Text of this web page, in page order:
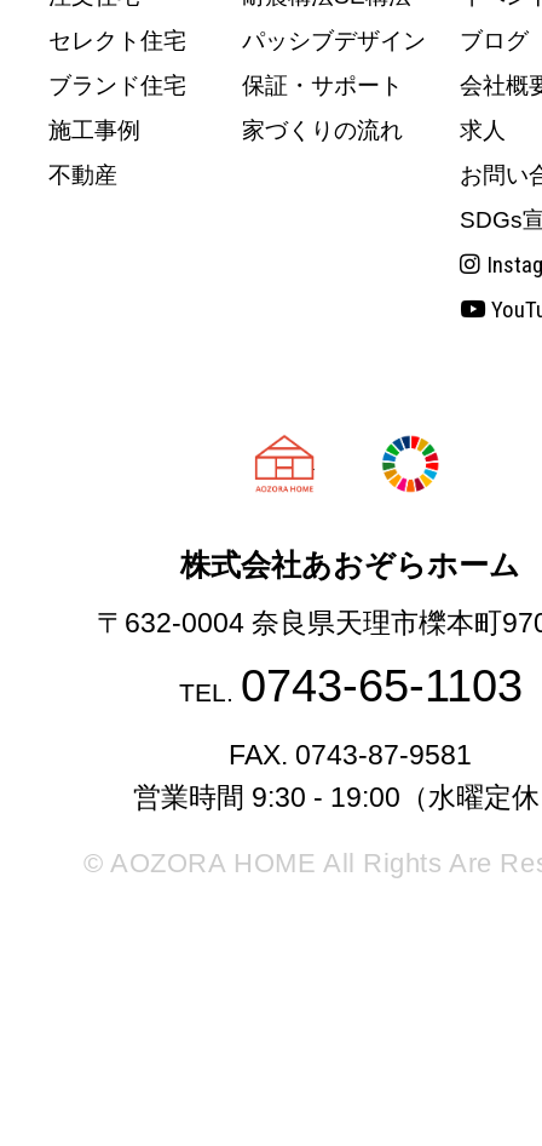
セレクト住宅
ブランド住宅
施工事例
不動産
パッシブデザイン
保証・サポート
家づくりの流れ
ブログ
会社概
求人
お問い
SDGs
天理市の注文
株式会社あおぞらホーム
〒632-0004 奈良県天理市櫟本町
TEL. 0743-65-1103
FAX. 0743-87-9581
営業時間 9:30 - 19:00（水曜定
© AOZORA HOME All Rights Are